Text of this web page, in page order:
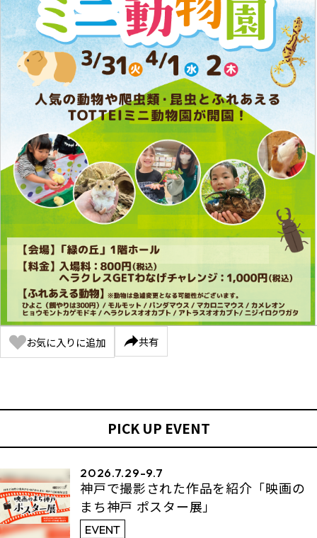
お気に入りに追加 共有
PICK UP EVENT
2026.7.29-9.7
神戸で撮影された作品を紹介「映画の
まち神戸 ポスター展」
EVENT